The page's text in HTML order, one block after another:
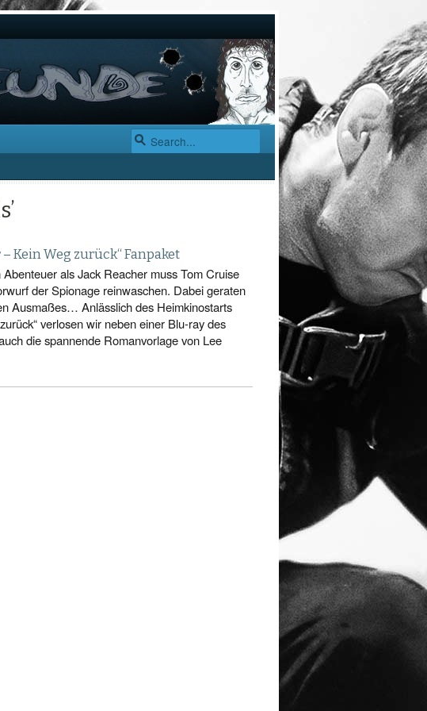
Kein Weg zurück“ Fanpaket
als Jack Reacher muss Tom Cruise
der Spionage reinwaschen. Dabei geraten
Ausmaßes… Anlässlich des Heimkinostarts
verlosen wir neben einer Blu-ray des
die spannende Romanvorlage von Lee